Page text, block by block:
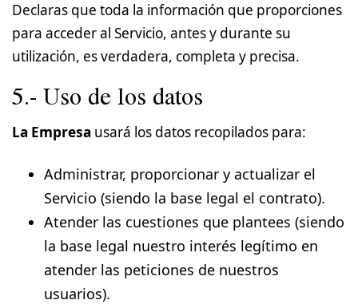
Declaras que toda la información que proporciones
para acceder al Servicio, antes y durante su
utilización, es verdadera, completa y precisa.
5.- Uso de los datos
La Empresa usará los datos recopilados para:
Administrar, proporcionar y actualizar el
Servicio (siendo la base legal el contrato).
Atender las cuestiones que plantees (siendo
la base legal nuestro interés legítimo en
atender las peticiones de nuestros
usuarios).